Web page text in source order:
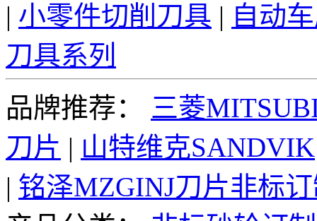
| 小零件切削刀具 | 自动
刀具系列
品牌推荐：
三菱
刀片 | 山特维克SANDVIK
| 铭泽MZGINJ刀片非标